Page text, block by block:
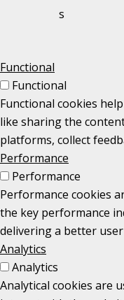
s
Functional
Functional
Functional cookies
like sharing the
platforms, collect
Performance
Performance
Performance cookies
the key performance
delivering a better
Analytics
Analytics
Analytical cookies are